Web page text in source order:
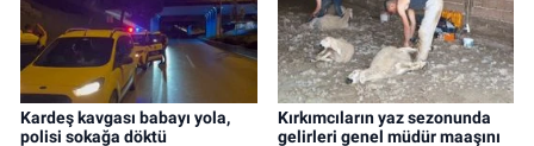
Kardeş kavgası babayı yola,
polisi sokağa döktü
Kırkımcıların yaz sezonunda
gelirleri genel müdür maaşını